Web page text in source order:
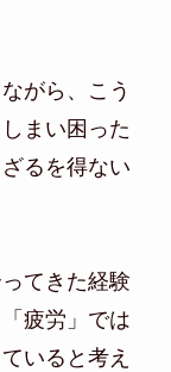
がら、こう
まい困った
るを得ない
てきた経験
疲労」では
いると考え